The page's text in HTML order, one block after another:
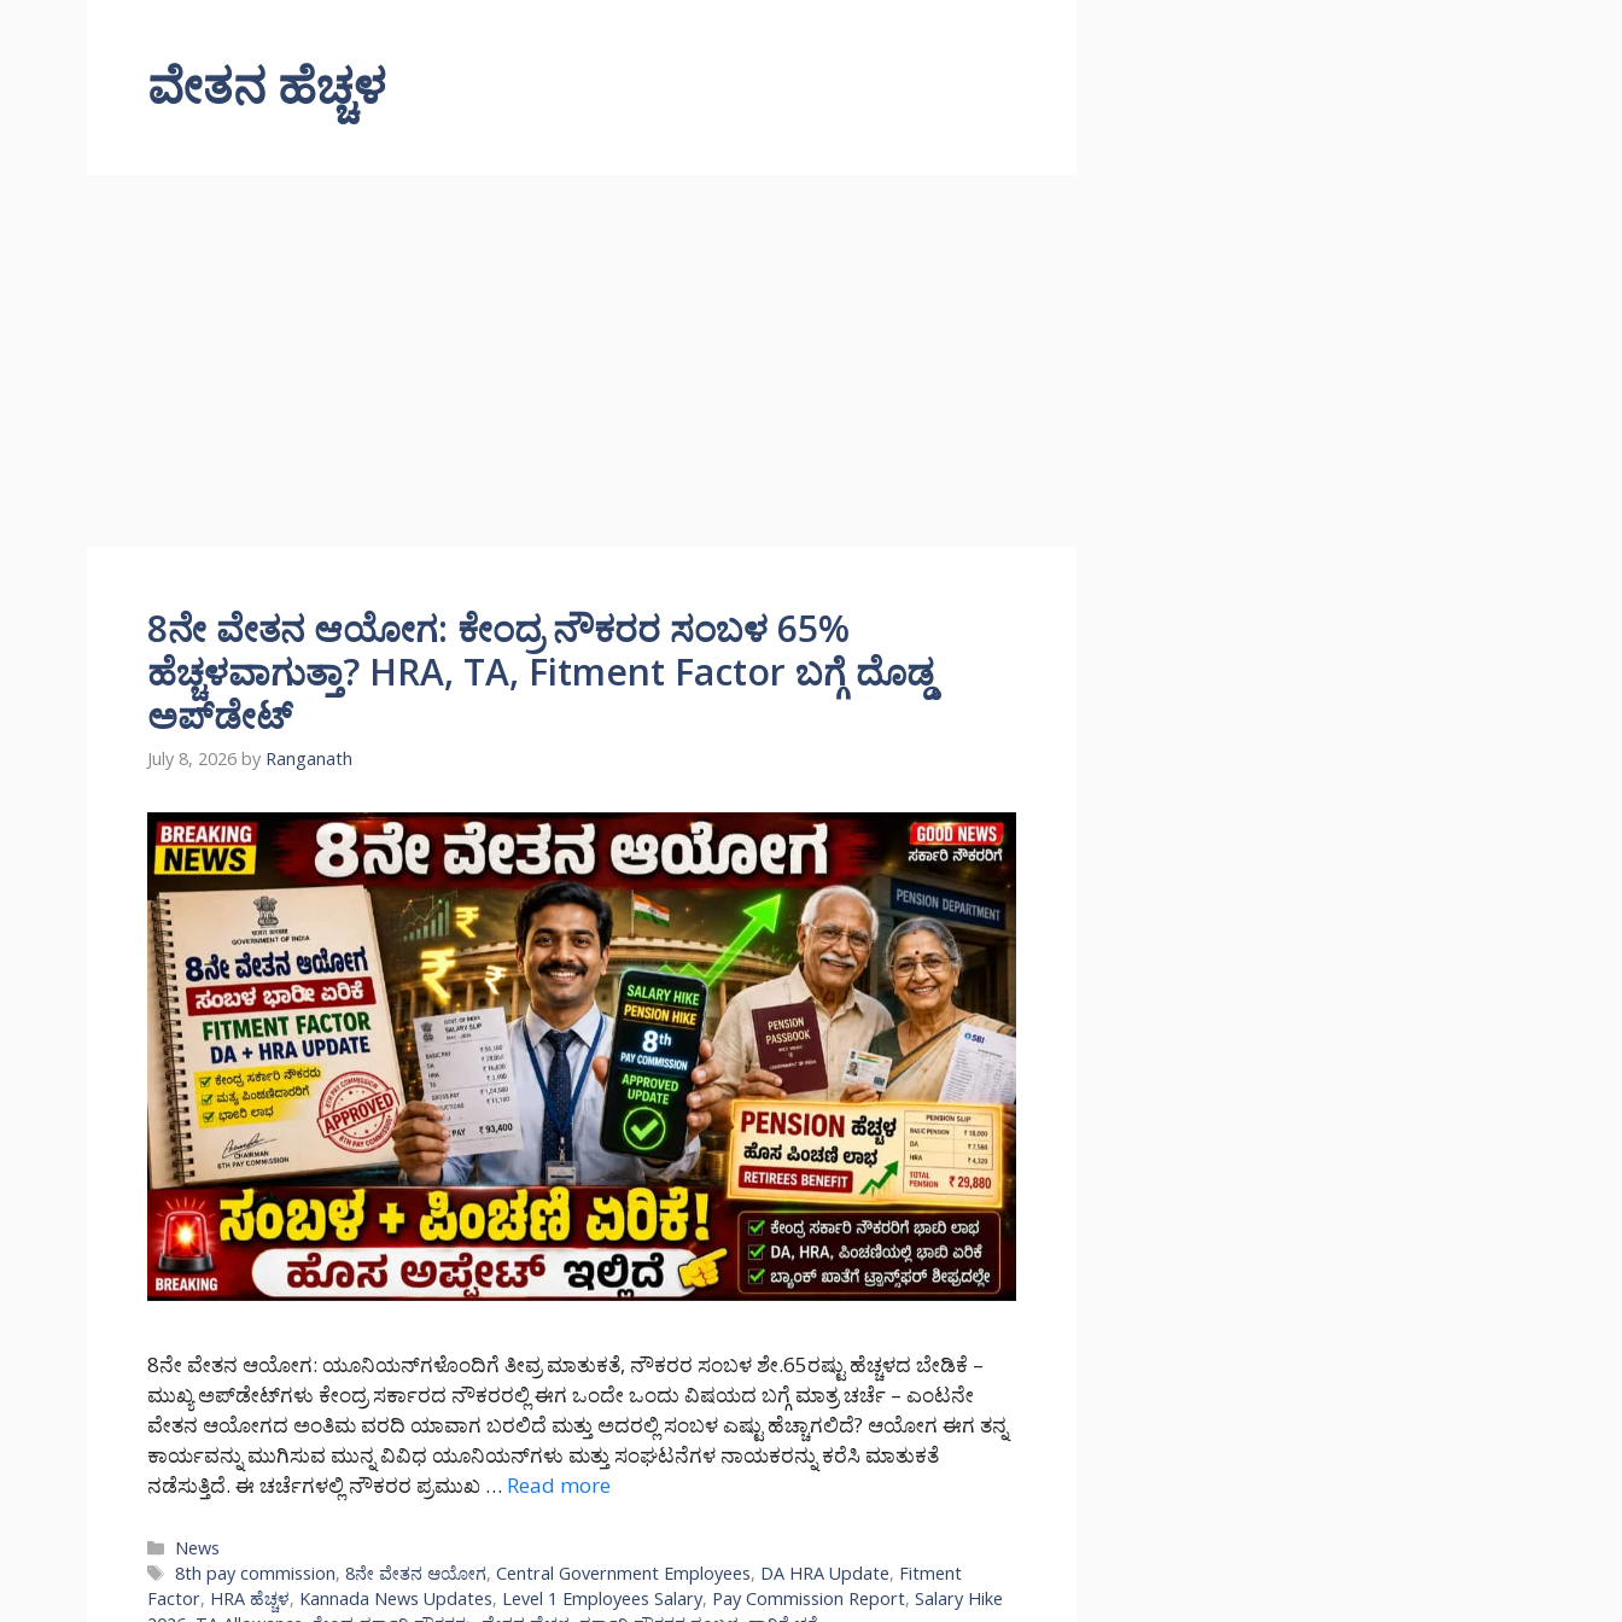
ವೇತನ ಹೆಚ್ಚಳ
8ನೇ ವೇತನ ಆಯೋಗ: ಕೇಂದ್ರ ನೌಕರರ ಸಂಬಳ 65%
ಹೆಚ್ಚಳವಾಗುತ್ತಾ? HRA, TA, Fitment Factor ಬಗ್ಗೆ ದೊಡ್ಡ
ಅಪ್‌ಡೇಟ್
July 8, 2026 by Ranganath
8ನೇ ವೇತನ ಆಯೋಗ: ಯೂನಿಯನ್‌ಗಳೊಂದಿಗೆ ತೀವ್ರ ಮಾತುಕತೆ, ನೌಕರರ ಸಂಬಳ ಶೇ.65ರಷ್ಟು ಹೆಚ್ಚಳದ ಬೇಡಿಕೆ –
ಮುಖ್ಯ ಅಪ್‌ಡೇಟ್‌ಗಳು ಕೇಂದ್ರ ಸರ್ಕಾರದ ನೌಕರರಲ್ಲಿ ಈಗ ಒಂದೇ ಒಂದು ವಿಷಯದ ಬಗ್ಗೆ ಮಾತ್ರ ಚರ್ಚೆ – ಎಂಟನೇ
ವೇತನ ಆಯೋಗದ ಅಂತಿಮ ವರದಿ ಯಾವಾಗ ಬರಲಿದೆ ಮತ್ತು ಅದರಲ್ಲಿ ಸಂಬಳ ಎಷ್ಟು ಹೆಚ್ಚಾಗಲಿದೆ? ಆಯೋಗ ಈಗ ತನ್ನ
ಕಾರ್ಯವನ್ನು ಮುಗಿಸುವ ಮುನ್ನ ವಿವಿಧ ಯೂನಿಯನ್‌ಗಳು ಮತ್ತು ಸಂಘಟನೆಗಳ ನಾಯಕರನ್ನು ಕರೆಸಿ ಮಾತುಕತೆ
ನಡೆಸುತ್ತಿದೆ. ಈ ಚರ್ಚೆಗಳಲ್ಲಿ ನೌಕರರ ಪ್ರಮುಖ … Read more
Categories
News
Tags
8th pay commission,8ನೇ ವೇತನ ಆಯೋಗ,Central Government Employees, DA HRA Update, Fitment
Factor, HRA ಹೆಚ್ಚಳ, Kannada News Updates, Level 1 Employees Salary, Pay Commission Report, Salary Hike